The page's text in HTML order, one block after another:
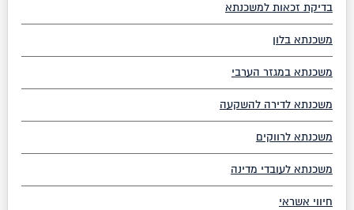
בדיקת זכאות למשכנתא
משכנתא בלון
משכנתא במגזר הערבי
משכנתא לדירה להשקעה
משכנתא לרווקים
משכנתא לעובדי מדינה
חיווי אשראי